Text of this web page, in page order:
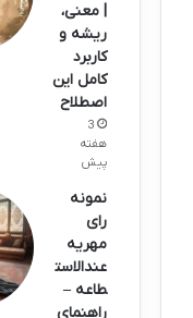
| معنی،
ریشه و
کاربرد
کامل این
اصطلاح
3
هفته
پیش
نمونه
رای
مهریه
عندالاست
طاعه –
راهنمای